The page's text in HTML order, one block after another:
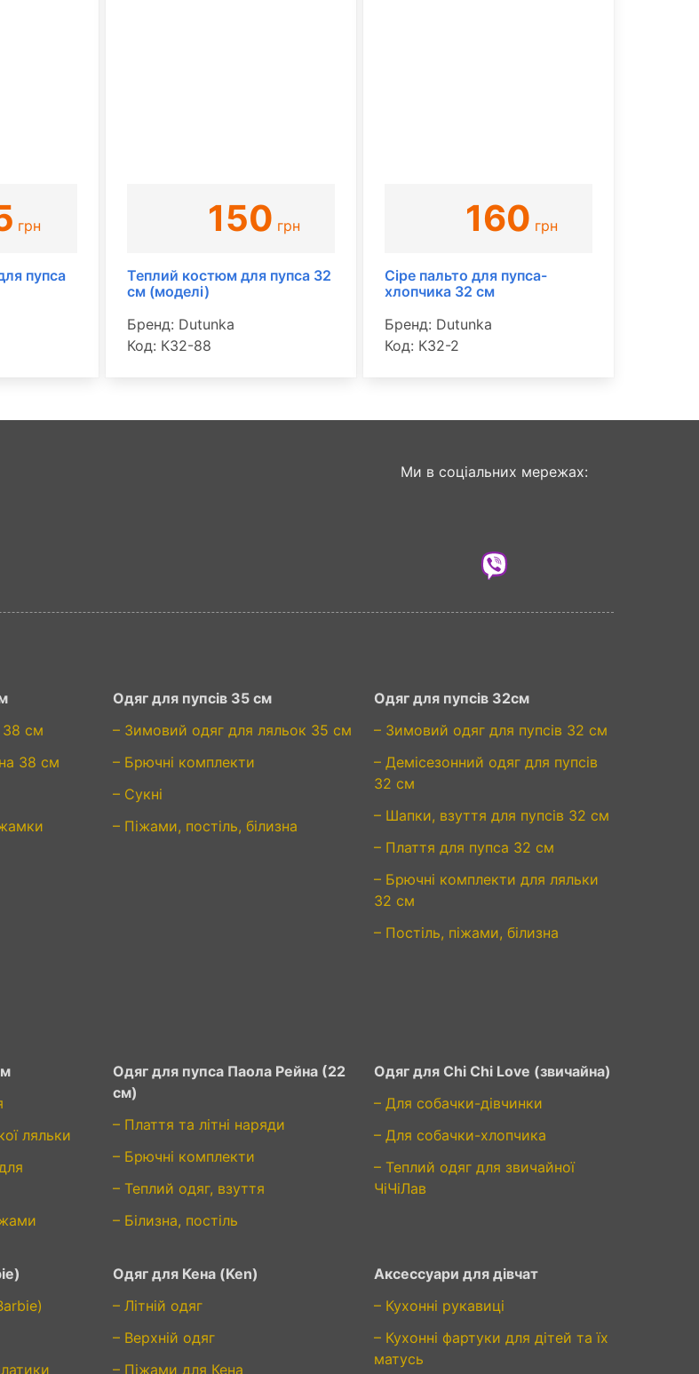
грн
пупса
150 грн
Теплий костюм для пупса 32
см (моделі)
Бренд: Dutunka
Код: К32-88
160 грн
Сіре пальто для пупса-
хлопчика 32 см
Бренд: Dutunka
Код: К32-2
Ми в соціальних мережах:
38 см
38 см
Одяг для пупсів 35 см
– Зимовий одяг для ляльок 35 см
– Брючні комплекти
– Сукні
– Піжами, постіль, білизна
Одяг для пупсів 32см
– Зимовий одяг для пупсів 32 см
– Демісезонний одяг для пупсів
32 см
– Шапки, взуття для пупсів 32 см
– Плаття для пупса 32 см
– Брючні комплекти для ляльки
32 см
– Постіль, піжами, білизна
ляльки
Одяг для пупса Паола Рейна (22
см)
– Плаття та літні наряди
– Брючні комплекти
– Теплий одяг, взуття
– Білизна, постіль
Одяг для Chi Chi Love (звичайна)
– Для собачки-дівчинки
– Для собачки-хлопчика
– Теплий одяг для звичайної
ЧіЧіЛав
Одяг для Кена (Ken)
– Літній одяг
– Верхній одяг
– Піжами для Кена
Аксессуари для дівчат
– Кухонні рукавиці
– Кухонні фартуки для дітей та їх
матусь